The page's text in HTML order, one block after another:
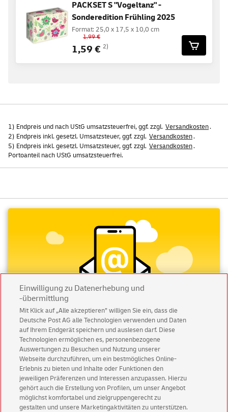
PACKSET S "Vogeltanz" -
Sonderedition Frühling 2025
Format: 25,0 x 17,5 x 10,0 cm
1,99 €
1,59 € 2)
1) Endpreis und nach UStG umsatzsteuerfrei, ggf. zzgl. Versandkosten.
2) Endpreis inkl. gesetzl. Umsatzsteuer, ggf. zzgl. Versandkosten.
5) Endpreis inkl. gesetzl. Umsatzsteuer, ggf. zzgl. Versandkosten.
Portoanteil nach UStG umsatzsteuerfrei.
Abonnieren Sie unseren Newsletter
Immer informiert über exklusive Angebote und
Aktionen - jetzt mit Vorteil
Privatkundensichern sich einen5 € Gutschein
für POSTSCAN!
Einwilligung zu Datenerhebung und
-übermittlung
Mit Klick auf „Alle akzeptieren” willigen Sie ein, dass die
Deutsche Post AG alle Technologien verwenden und Daten
auf Ihrem Endgerät speichern und auslesen darf. Diese
Technologien ermöglichen es, personenbezogene
Auswertungen zu Besuchen und Nutzung unserer
Webseite durchzuführen, um ein bestmögliches Online-
Erlebnis zu bieten und Inhalte oder Funktionen den
jeweiligen Präferenzen und Interessen anzupassen. Hierzu
gehört auch die Erstellung von Profilen, um unser Angebot
möglichst komfortabel und zielgruppengerecht zu
gestalten und unsere Marketingaktivitäten zu unterstützen.